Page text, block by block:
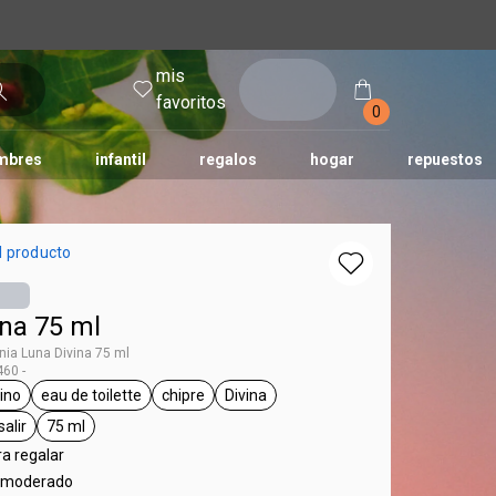
mis
favoritos
0
infantil regalos hogar repuestos
tododia una
producto
75 ml
Luna Divina 75 ml
-
femenino
general.tag eau de toilette
eau de toilette
general.tag chipre
chipre
general.tag Divina
Divina
día a día, para salir
general.tag 75 ml
75 ml
regalar